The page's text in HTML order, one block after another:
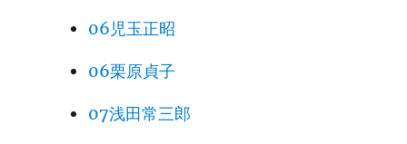
06児玉正昭
06栗原貞子
07浅田常三郎